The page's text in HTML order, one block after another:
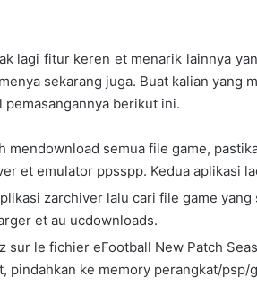
lagi fitur keren et menarik lainnya
sekarang juga. Buat kalian yang
berikut ini.
mendownload semua file game,
et emulator ppsspp. Kedua aplikasi
zarchiver lalu cari file game
et au ucdownloads.
sur le fichier eFootball New Patch
pindahkan ke memory perangkat/